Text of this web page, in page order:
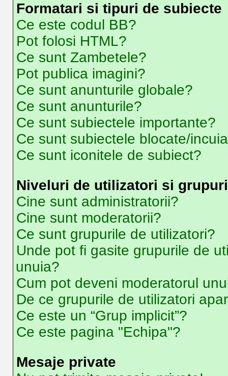
Formatari si tipuri de subiecte
Ce este codul BB?
Pot folosi HTML?
Ce sunt Zambetele?
Pot publica imagini?
Ce sunt anunturile globale?
Ce sunt anunturile?
Ce sunt subiectele importante?
Ce sunt subiectele blocate/
Ce sunt iconitele de subiect?
Niveluri de utilizatori si grupuri
Cine sunt administratorii?
Cine sunt moderatorii?
Ce sunt grupurile de utilizatori?
Unde pot fi gasite grupurile de
unuia?
Cum pot deveni moderatorul
De ce grupurile de utilizatori
Ce este un “Grup implicit”?
Ce este pagina "Echipa"?
Mesaje private